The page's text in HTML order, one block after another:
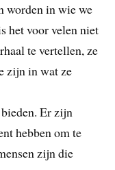
worden in wie we
het voor velen niet
te vertellen, ze
zijn in wat ze
Er zijn
hebben om te
zijn die